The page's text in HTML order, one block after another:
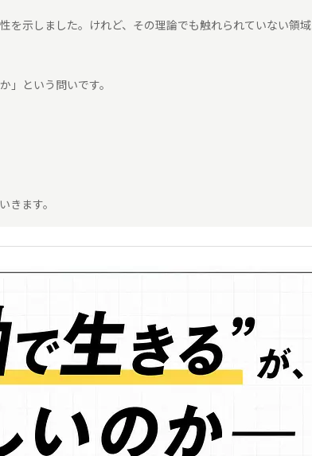
を示しました。けれど、その理論でも触れられていない領域
」という問いです。
きます。